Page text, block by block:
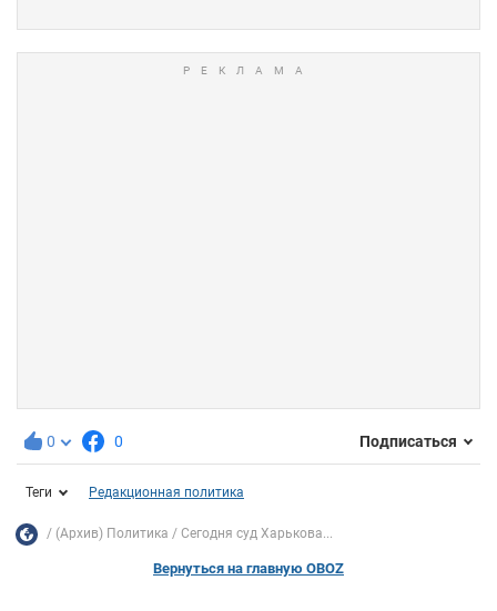
0 0 Подписаться
Теги Редакционная политика
(Архив) Политика Сегодня суд Харькова...
Вернуться на главную OBOZ